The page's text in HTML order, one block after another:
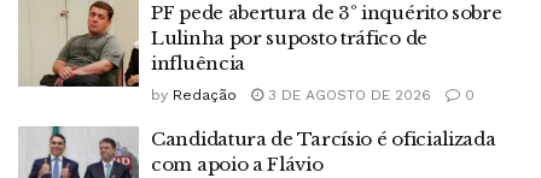
PF pede abertura de 3º inquérito sobre
Lulinha por suposto tráfico de
influência
by Redação 3 DE AGOSTO DE 2026 0
Candidatura de Tarcísio é oficializada
com apoio a Flávio